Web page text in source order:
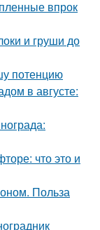
впрок
и груши до
потенцию
в августе:
что это и
Польза